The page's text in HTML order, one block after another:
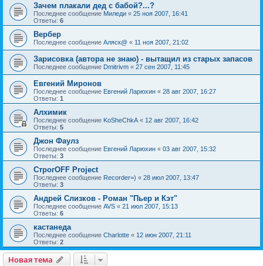
Зачем плакали дед с бабой?...?
Последнее сообщение Миледи « 25 ноя 2007, 16:41
Ответы: 6
Вербер
Последнее сообщение Аляск@ « 11 ноя 2007, 21:02
Зарисовка (автора не знаю) - вытащил из старых запасов
Последнее сообщение Dmitrivm « 27 сен 2007, 11:45
Евгений Миронов
Последнее сообщение Евгений Ларюхин « 28 авг 2007, 16:27
Ответы: 1
Алхимик
Последнее сообщение KoSheChkA « 12 авг 2007, 16:42
Ответы: 5
Джон Фаулз
Последнее сообщение Евгений Ларюхин « 03 авг 2007, 15:32
Ответы: 3
СтрогOFF Project
Последнее сообщение Recorder=) « 28 июл 2007, 13:47
Ответы: 3
Андрей Слизков - Роман "Пьер и Кэт"
Последнее сообщение AVS « 21 июл 2007, 15:13
Ответы: 6
кастанеда
Последнее сообщение Charlotte « 12 июн 2007, 21:11
Ответы: 2
Новая тема